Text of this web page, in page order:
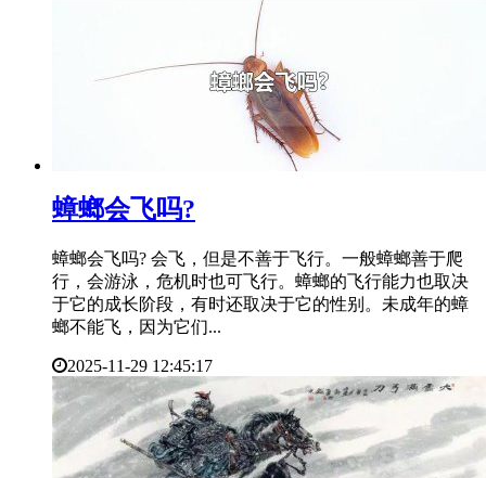
​蟑螂会飞吗?
蟑螂会飞吗? 会飞，但是不善于飞行。一般蟑螂善于爬
行，会游泳，危机时也可飞行。蟑螂的飞行能力也取决
于它的成长阶段，有时还取决于它的性别。未成年的蟑
螂不能飞，因为它们...
2025-11-29 12:45:17